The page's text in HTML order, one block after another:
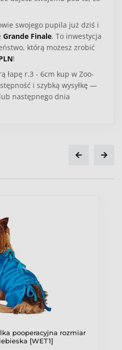
swojego pupila już dziś i
Grande Finale. To inwestycja
którą możesz zrobić
!
łapę r.3 - 6cm kup w Zoo-
i szybką wysyłkę —
następnego dnia
pooperacyjna rozmiar
[WET1]